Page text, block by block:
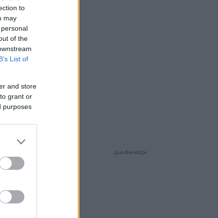
to
may
of the
List of
and store
grant or
purposes
ΔΙΑΦΗΜΙΣΗ